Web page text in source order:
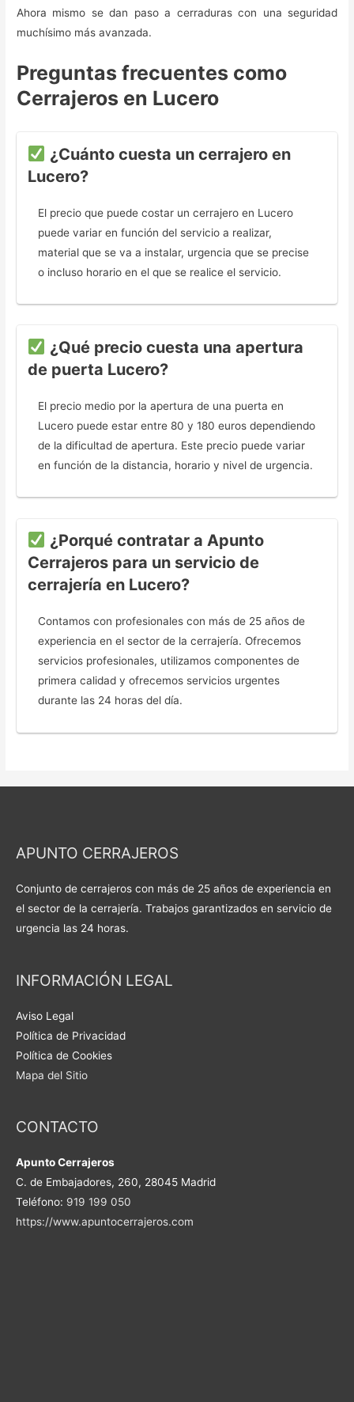
Ahora mismo se dan paso a cerraduras con una seguridad
muchísimo más avanzada.
Preguntas frecuentes como
Cerrajeros en Lucero
¿Cuánto cuesta un cerrajero en
Lucero?
El precio que puede costar un cerrajero en Lucero
puede variar en función del servicio a realizar,
material que se va a instalar, urgencia que se precise
o incluso horario en el que se realice el servicio.
¿Qué precio cuesta una apertura
de puerta Lucero?
El precio medio por la apertura de una puerta en
Lucero puede estar entre 80 y 180 euros dependiendo
de la dificultad de apertura. Este precio puede variar
en función de la distancia, horario y nivel de urgencia.
¿Porqué contratar a Apunto
Cerrajeros para un servicio de
cerrajería en Lucero?
Contamos con profesionales con más de 25 años de
experiencia en el sector de la cerrajería. Ofrecemos
servicios profesionales, utilizamos componentes de
primera calidad y ofrecemos servicios urgentes
durante las 24 horas del día.
APUNTO CERRAJEROS
Conjunto de cerrajeros con más de 25 años de experiencia en
el sector de la cerrajería. Trabajos garantizados en servicio de
urgencia las 24 horas.
INFORMACIÓN LEGAL
Aviso Legal
Política de Privacidad
Política de Cookies
Mapa del Sitio
CONTACTO
Apunto Cerrajeros
C. de Embajadores, 260, 28045 Madrid
Teléfono: 919 199 050
https://www.apuntocerrajeros.com